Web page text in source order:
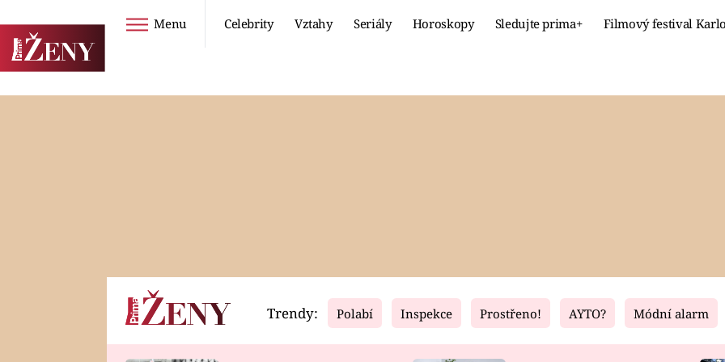
Menu Celebrity Vztahy Seriály Horoskopy Sledujte prima+ Filmový festival
Horoskopy Video Fresh Living
Trendy: Polabí Inspekce Prostřeno! AYTO? Módní alarm